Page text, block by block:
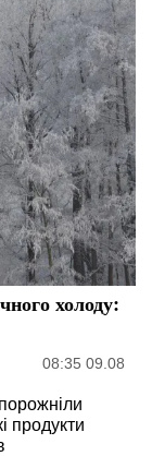
холоду:
08:35 09.08
продукти